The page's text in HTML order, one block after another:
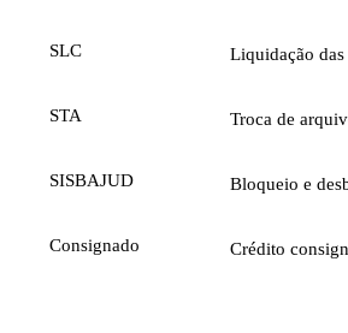
SLC Liquidação das
STA Troca de
SISBAJUD Bloqueio e
Consignado Crédito